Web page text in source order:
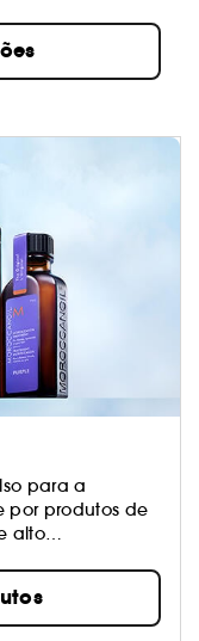
para a
por produtos de
alto
icônica:
o icônico
se numa linha
e cabelo.